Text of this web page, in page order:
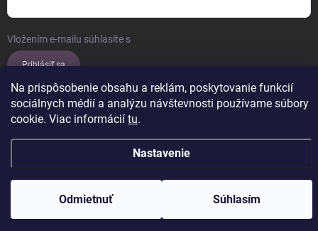
Na prispôsobenie obsahu a reklám, poskytovanie funkcií
sociálnych médií a analýzu návštevnosti používame súbory
cookie. Viac informácií tu.
Nastavenie
Odmietnuť Súhlasím
Vložením e-mailu súhlasíte s
Prihlásiť sa